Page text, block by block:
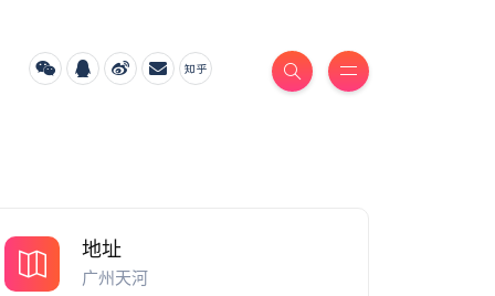
地址
广州天河